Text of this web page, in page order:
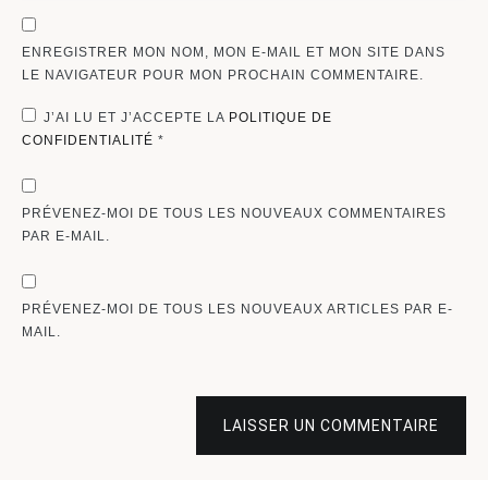
ENREGISTRER MON NOM, MON E-MAIL ET MON SITE DANS
LE NAVIGATEUR POUR MON PROCHAIN COMMENTAIRE.
J’AI LU ET J’ACCEPTE LA POLITIQUE DE
CONFIDENTIALITÉ *
PRÉVENEZ-MOI DE TOUS LES NOUVEAUX COMMENTAIRES
PAR E-MAIL.
PRÉVENEZ-MOI DE TOUS LES NOUVEAUX ARTICLES PAR E-
MAIL.
LAISSER UN COMMENTAIRE